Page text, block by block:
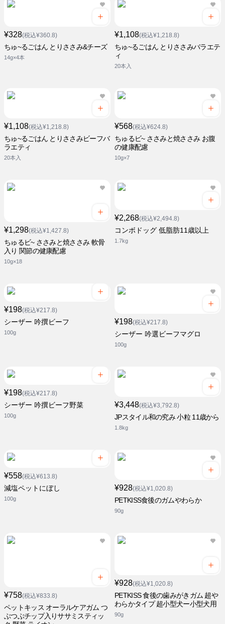
¥328(税込¥360.8)
ちゅ~るごはん とりささみ&チーズ
14g×4本
¥1,108(税込¥1,218.8)
ちゅ~るごはん とりささみバラエテ
ィ
20本入
¥1,108(税込¥1,218.8)
ちゅ~るごはん とりささみビーフバ
ラエティ
20本入
¥568(税込¥624.8)
ちゅるビ~ ささみと焼ささみ お腹
の健康配慮
10g×7
¥1,298(税込¥1,427.8)
ちゅるビ~ ささみと焼ささみ 軟骨
入り 関節の健康配慮
10g×18
¥2,268(税込¥2,494.8)
コンボドッグ 低脂肪11歳以上
1.7kg
¥198(税込¥217.8)
シーザー 吟撰ビーフ
100g
¥198(税込¥217.8)
シーザー 吟選ビーフマグロ
100g
¥198(税込¥217.8)
シーザー 吟撰ビーフ野菜
100g
¥3,448(税込¥3,792.8)
JPスタイル和の究み 小粒 11歳から
1.8kg
¥558(税込¥613.8)
減塩ペットにぼし
100g
¥928(税込¥1,020.8)
PETKISS食後のガムやわらか
90g
¥758(税込¥833.8)
ペットキッス オーラルケアガム つ
ぶつぶチップ入りササミスティッ
¥928(税込¥1,020.8)
PETKISS 食後の歯みがきガム 超や
わらかタイプ 超小型犬ー小型犬用
90g